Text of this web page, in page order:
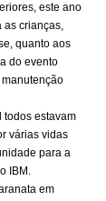
este ano
as crianças,
quanto aos
do evento
todos estavam
várias vidas
para a
IBM.
em